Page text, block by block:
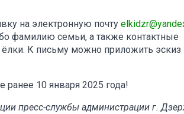
на электронную почту
фамилию семьи, а также контактные
К письму можно приложить эскиз
10 января 2025 года!
пресс-службы администрации г.